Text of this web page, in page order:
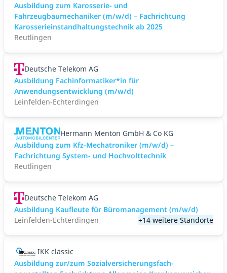
Ausbildung zum Karosserie- und
Fahrzeugbaumechaniker (m/w/d) – Fachrichtung
Karosserieinstandhaltungstechnik ab 2025
Reutlingen
Deutsche Telekom AG
Ausbildung Fachinformatiker*in für
Anwendungsentwicklung (m/w/d)
Leinfelden-Echterdingen
Hermann Menton GmbH & Co KG
Ausbildung zum Kfz-Mechatroniker (m/w/d) –
Fachrichtung System- und Hochvolttechnik
Reutlingen
Deutsche Telekom AG
Ausbildung Kaufleute für Büromanagement (m/w/d)
Leinfelden-Echterdingen
+14 weitere Standorte
IKK classic
Aus­bild­ung zur/zum Sozial­versicher­ungs­fach­